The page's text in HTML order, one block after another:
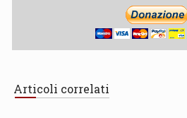
Articoli correlati